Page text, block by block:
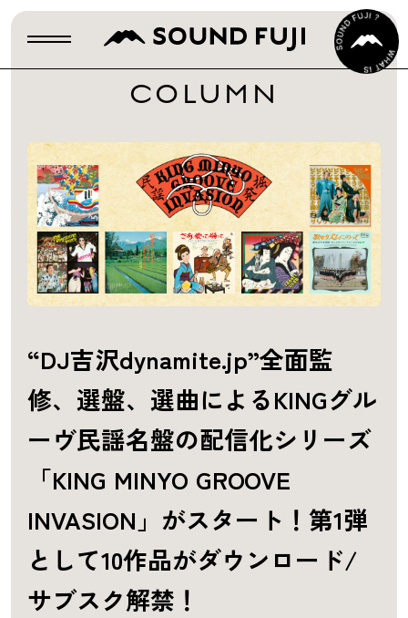
COLUMN
“DJ吉沢dynamite.jp”全面監
修、選盤、選曲によるKINGグル
ーヴ民謡名盤の配信化シリーズ
「KING MINYO GROOVE
INVASION」がスタート！第1弾
として10作品がダウンロード/
サブスク解禁！